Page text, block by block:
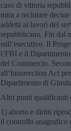
caso di vittoria
mira a reclutare
addetti ai lavori del
repubblicano. Fin dal
sull’esecutivo. Il
l’FBI e il
del Commercio.
all’Insurrection Act
Dipartimento di
Altri punti qualificanti
1) aborto e diritti
il controllo anagrafico